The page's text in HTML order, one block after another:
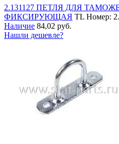
2.131127 ПЕТЛЯ ДЛЯ
ФИКСИРУЮЩАЯ TL Номер:
Наличие 84,02 руб.
Нашли дешевле?